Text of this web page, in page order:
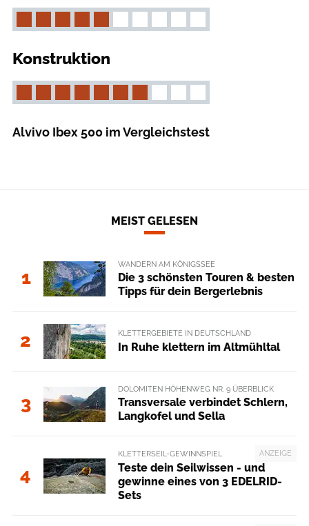
Konstruktion
Alvivo Ibex 500 im Vergleichstest
MEIST GELESEN
1
WANDERN AM KÖNIGSSEE
Die 3 schönsten Touren & besten
Tipps für dein Bergerlebnis
2 KLETTERGEBIETE IN DEUTSCHLAND
In Ruhe klettern im Altmühltal
3
DOLOMITEN HÖHENWEG NR. 9 ÜBERBLICK
Transversale verbindet Schlern,
Langkofel und Sella
4
ANZEIGE
KLETTERSEIL-GEWINNSPIEL
Teste dein Seilwissen - und
gewinne eines von 3 EDELRID-
Sets